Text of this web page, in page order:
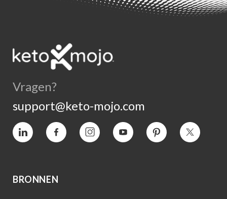
Vragen?
support@keto-mojo.com
Vimeo Facebook InstagramYouTube Pinterest Twitter
BRONNEN